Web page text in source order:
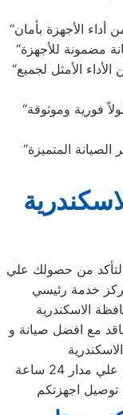
“تميز في الخدمة: توكيل الكتروستار يضمن الأداء الأمثل لجميع
“إصلاح بدقة: توكيل الكتروستار يقدم حلولاً فورية وموثوقة
“جاهزية للأفضل: توكيل الكتروستار يوفر الصيانة المتميزة
التأكد من حصولك علي
خدمة رئيسي
الاسكندرية
مع افضل صيانة و
وفريق مخصص للرد علي كافة اسئلتكم علي مدار 24 ساعة
اجهزتكم